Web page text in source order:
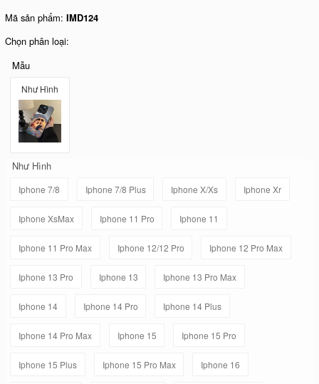
Mã sản phẩm:IMD124
Chọn phân loại:
Mẫu
Như Hình
Như Hình
Iphone 7/8 Iphone 7/8 Plus Iphone X/Xs Iphone Xr
Iphone XsMax Iphone 11 Pro Iphone 11
Iphone 11 Pro Max Iphone 12/12 Pro Iphone 12 Pro Max
Iphone 13 Pro Iphone 13 Iphone 13 Pro Max
Iphone 14 Iphone 14 Pro Iphone 14 Plus
Iphone 14 Pro Max Iphone 15 Iphone 15 Pro
Iphone 15 Plus Iphone 15 Pro Max Iphone 16